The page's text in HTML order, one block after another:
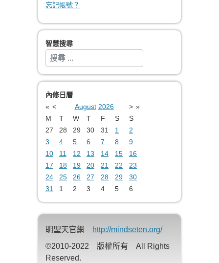
忘記帳號？
智慧搜尋
搜索
內修日曆
« < August 2026 > »
M
T W T F S
S
27
28 29 30 31 1
2
3
4 5 6 7 8
9
10
11 12 13 14 15
16
17
18 19 20 21 22
23
24
25 26 27 28 29
30
31
1 2 3 4 5 6
眀聖天官網
http://mindseten.org/
©2010-2022 版權所有 All Rights
Reserved.